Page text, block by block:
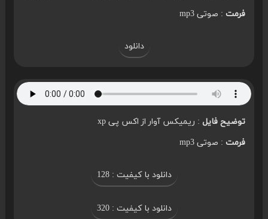
فرمت: صوتی mp3
دانلود
توضیح فایل: ریمیکس آوار از اکس پی xp
فرمت: صوتی mp3
دانلود با کیفیت : 128
دانلود با کیفیت : 320